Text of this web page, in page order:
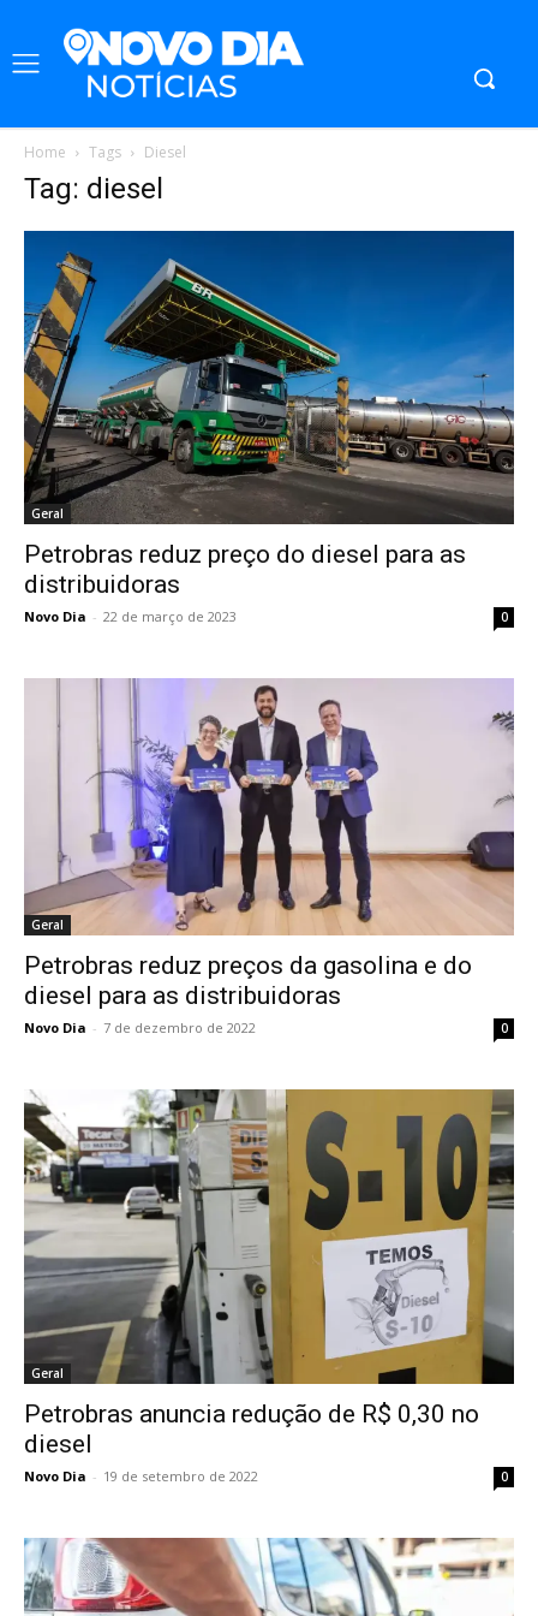
Home Tags Diesel
Tag: diesel
Geral
Petrobras reduz preço do diesel para as
distribuidoras
Novo Dia - 22 de março de 2023 0
Geral
Petrobras reduz preços da gasolina e do
diesel para as distribuidoras
Novo Dia - 7 de dezembro de 2022 0
Geral
Petrobras anuncia redução de R$ 0,30 no
diesel
Novo Dia - 19 de setembro de 2022 0